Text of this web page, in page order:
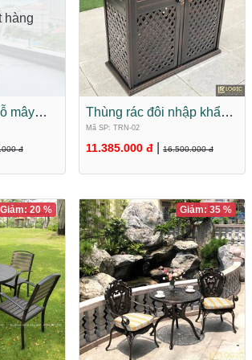
hàng
mây
đ
Thùng rác đôi nhập khẩu
hợp kim nhôm đúc cao
cấp TRN-02
Mã SP: TRN-02
11.385.000 đ 16.500.000 đ
Giảm: 20 % Giảm: 35 %